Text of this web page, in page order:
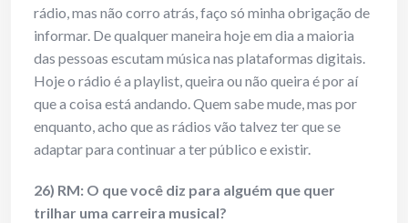
rádio, mas não corro atrás, faço só minha obrigação de
informar. De qualquer maneira hoje em dia a maioria
das pessoas escutam música nas plataformas digitais.
Hoje o rádio é a playlist, queira ou não queira é por aí
que a coisa está andando. Quem sabe mude, mas por
enquanto, acho que as rádios vão talvez ter que se
adaptar para continuar a ter público e existir.
26) RM: O que você diz para alguém que quer
trilhar uma carreira musical?